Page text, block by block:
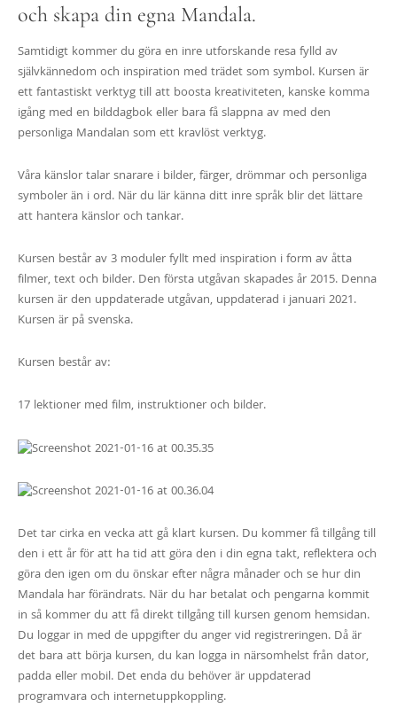
och skapa din egna Mandala.
Samtidigt kommer du göra en inre utforskande resa fylld av
självkännedom och inspiration med trädet som symbol. Kursen är
ett fantastiskt verktyg till att boosta kreativiteten, kanske komma
igång med en bilddagbok eller bara få slappna av med den
personliga Mandalan som ett kravlöst verktyg.
Våra känslor talar snarare i bilder, färger, drömmar och personliga
symboler än i ord. När du lär känna ditt inre språk blir det lättare
att hantera känslor och tankar.
Kursen består av 3 moduler fyllt med inspiration i form av åtta
filmer, text och bilder. Den första utgåvan skapades år 2015. Denna
kursen är den uppdaterade utgåvan, uppdaterad i januari 2021.
Kursen är på svenska.
Kursen består av:
17 lektioner med film, instruktioner och bilder.
Det tar cirka en vecka att gå klart kursen. Du kommer få tillgång till
den i ett år för att ha tid att göra den i din egna takt, reflektera och
göra den igen om du önskar efter några månader och se hur din
Mandala har förändrats. När du har betalat och pengarna kommit
in så kommer du att få direkt tillgång till kursen genom hemsidan.
Du loggar in med de uppgifter du anger vid registreringen. Då är
det bara att börja kursen, du kan logga in närsomhelst från dator,
padda eller mobil. Det enda du behöver är uppdaterad
programvara och internetuppkoppling.